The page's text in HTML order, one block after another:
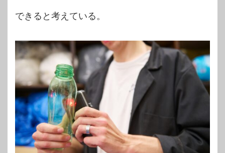
できると考えている。